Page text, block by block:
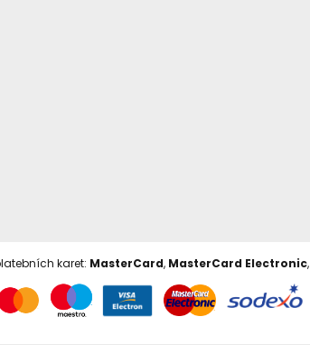
karet: MasterCard, MasterCard Electronic,